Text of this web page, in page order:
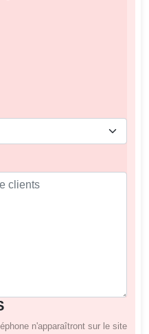
n'apparaîtront sur le site